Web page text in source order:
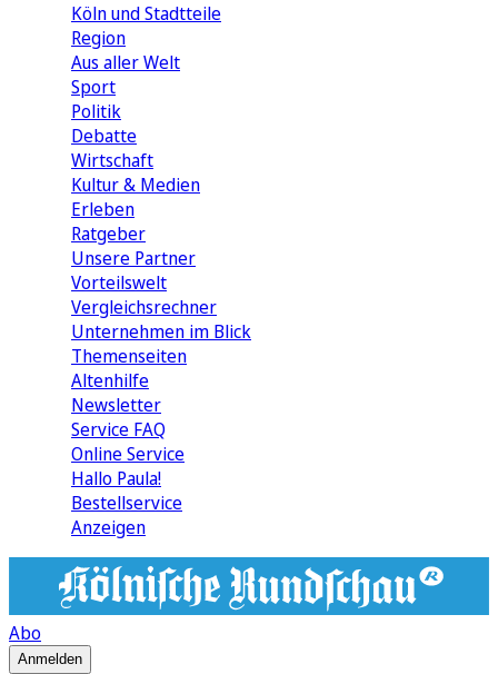
Köln und Stadtteile
Region
Aus aller Welt
Sport
Politik
Debatte
Wirtschaft
Kultur & Medien
Erleben
Ratgeber
Unsere Partner
Vorteilswelt
Vergleichsrechner
Unternehmen im Blick
Themenseiten
Altenhilfe
Newsletter
Service FAQ
Online Service
Hallo Paula!
Bestellservice
Anzeigen
Abo
Anmelden